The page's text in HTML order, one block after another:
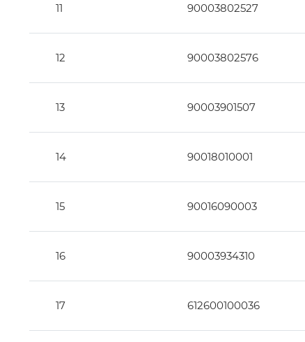
11 90003802527
12 90003802576
13 90003901507
14 90018010001
15 90016090003
16 90003934310
17 612600100036